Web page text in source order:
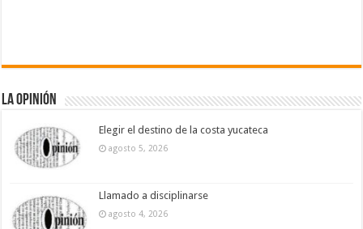
La Opinión
Elegir el destino de la costa yucateca
agosto 5, 2026
Llamado a disciplinarse
agosto 4, 2026